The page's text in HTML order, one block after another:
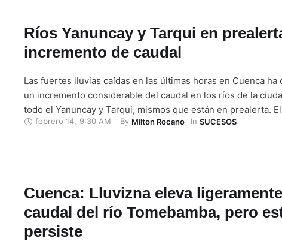
Ríos Yanuncay y Tarqui en
incremento de caudal
Las fuertes lluvias caídas en las últimas horas en Cuenca ha
un incremento considerable del caudal en los ríos de la
todo el Yanuncay y Tarqui, mismos que están en prealerta.
Yanuncay mantiene un caudal del 37.86 por ciento, mientras
febrero 14, 9:30 AM By Milton Rocano In SUCESOS
Cuenca: Lluvizna eleva
caudal del río Tomebamba, pero
persiste